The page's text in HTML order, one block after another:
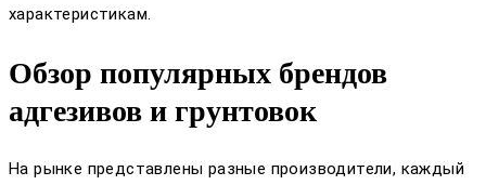
характеристикам.
Обзор популярных брендов
адгезивов и грунтовок
На рынке представлены разные производители, каждый